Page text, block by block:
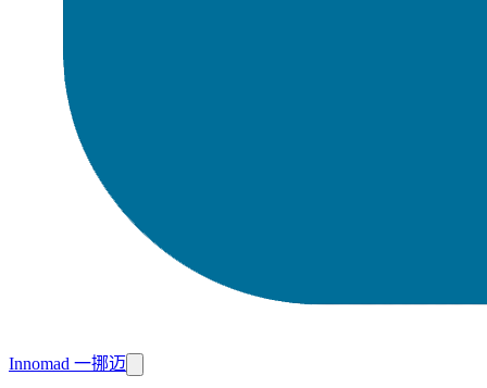
Innomad 一挪迈